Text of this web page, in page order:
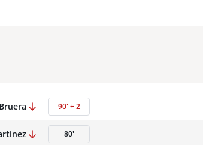
90' +2
80'